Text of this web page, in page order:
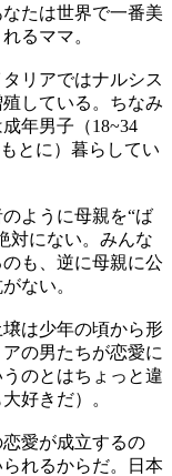
たは世界で一番美
るママ。
リアではナルシス
している。ちなみ
年男子（18~34
とに）暮らしてい
ように母親を“ば
対にない。みんな
も、逆に母親に公
ない。
は少年の頃から形
の男たちが恋愛に
のとはちょっと違
好きだ）。
愛が成立するの
れるからだ。日本